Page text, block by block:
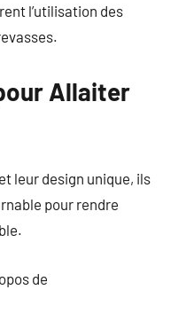
l’utilisation des
Allaiter
leur design unique, ils
pour rendre
de